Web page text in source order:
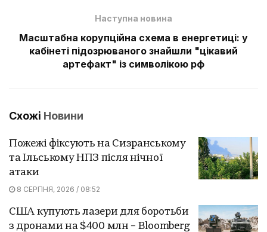
Наступна новина
Масштабна корупційна схема в енергетиці: у
кабінеті підозрюваного знайшли "цікавий
артефакт" із символікою рф
Схожі Новини
Пожежі фіксують на Сизранському
та Ільському НПЗ після нічної
атаки
8 СЕРПНЯ, 2026 / 08:52
США купують лазери для боротьби
з дронами на $400 млн – Bloomberg